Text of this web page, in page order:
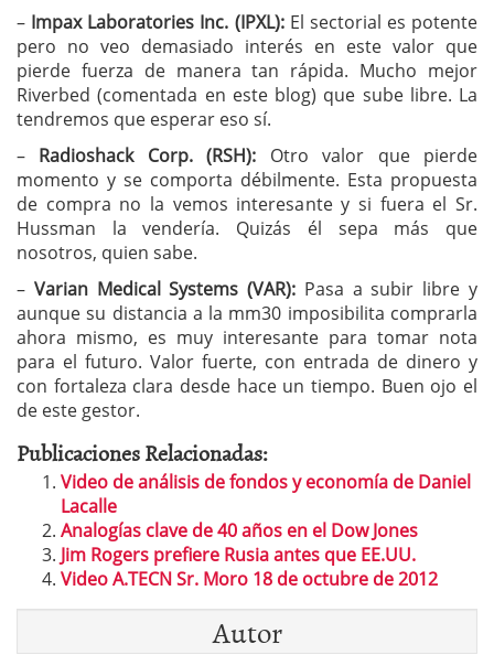
– Impax Laboratories Inc. (IPXL): El sectorial es potente
pero no veo demasiado interés en este valor que
pierde fuerza de manera tan rápida. Mucho mejor
Riverbed (comentada en este blog) que sube libre. La
tendremos que esperar eso sí.
– Radioshack Corp. (RSH): Otro valor que pierde
momento y se comporta débilmente. Esta propuesta
de compra no la vemos interesante y si fuera el Sr.
Hussman la vendería. Quizás él sepa más que
nosotros, quien sabe.
– Varian Medical Systems (VAR): Pasa a subir libre y
aunque su distancia a la mm30 imposibilita comprarla
ahora mismo, es muy interesante para tomar nota
para el futuro. Valor fuerte, con entrada de dinero y
con fortaleza clara desde hace un tiempo. Buen ojo el
de este gestor.
Publicaciones Relacionadas:
Video de análisis de fondos y economía de Daniel
Lacalle
Analogías clave de 40 años en el Dow Jones
Jim Rogers prefiere Rusia antes que EE.UU.
Video A.TECN Sr. Moro 18 de octubre de 2012
Autor